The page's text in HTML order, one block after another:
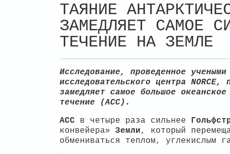
ТАЯНИЕ
ЗАМЕДЛЯЕТ САМОЕ
ТЕЧЕНИЕ НА ЗЕМЛЕ
Исследование, проведенное
исследовательского центра
замедляет самое большое
течение (ACC).
ACC в четыре раза сильнее
конвейера» Земли, который
обмениваться теплом, углекислым